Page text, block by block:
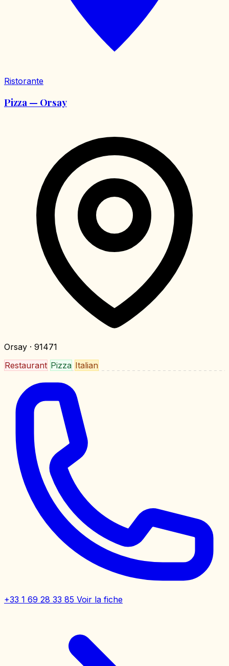
Ristorante
Pizza — Orsay
Orsay · 91471
Restaurant Pizza Italian
+33 1 69 28 33 85 Voir la fiche